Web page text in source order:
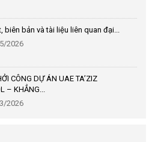
biên bản và tài liệu liên quan đại...
2026
CÔNG DỰ ÁN UAE TA’ZIZ
– KHẲNG...
2026